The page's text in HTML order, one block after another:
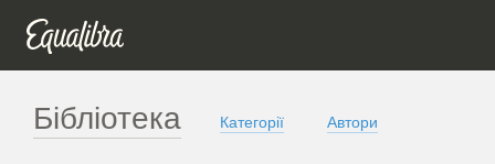
Бібліотека Категорії Автори